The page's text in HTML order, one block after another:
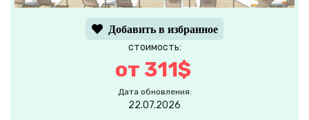
Добавить в избранное
стоимость:
от 311$
Дата обновления:
22.07.2026